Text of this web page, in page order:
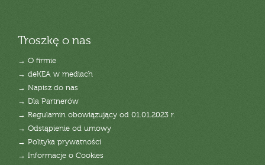
Troszkę o nas
→ O firmie
→ deKEA w mediach
→ Napisz do nas
→ Dla Partnerów
→ Regulamin obowiązujący od 01.01.2023 r.
→ Odstąpienie od umowy
→ Polityka prywatności
→ Informacje o Cookies